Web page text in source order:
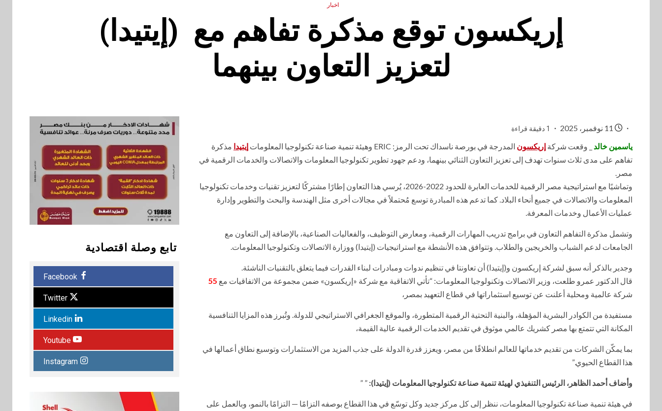
اخبار
إريكسون توقع مذكرة تفاهم مع (إيتيدا)
لتعزيز التعاون بينهما
1 دقيقة قراءة
ياسمين خالد _ وقعت شركة إريكسون المدرجة في بورصة ناسداك تحت الرمز: ERIC وهيئة تنمية صناعة تكنولوجيا المعلومات إيتيدا مذكرة
تفاهم على مدى ثلاث سنوات تهدف إلى تعزيز التعاون الثنائي بينهما، ودعم جهود تطوير تكنولوجيا المعلومات والاتصالات والخدمات الرقمية في
مصر.
وتماشيًا مع استراتيجية مصر الرقمية للخدمات العابرة للحدود 2022-2026، يُرسي هذا التعاون إطارًا مشتركًا لتعزيز تقنيات وخدمات تكنولوجيا
المعلومات والاتصالات في جميع أنحاء البلاد. كما تدعم هذه المبادرة توسع مُحتملاً في مجالات أخرى مثل الهندسة والبحث والتطوير وإدارة
عمليات الأعمال وخدمات المعرفة.
وتشمل مذكرة التفاهم التعاون في برامج تدريب المهارات الرقمية، ومعارض التوظيف، والفعاليات الصناعية، بالإضافة إلى التعاون مع
الجامعات لدعم الشباب والخريجين والطلاب. وتتوافق هذه الأنشطة مع استراتيجيات (إيتيدا) ووزارة الاتصالات وتكنولوجيا المعلومات.
وجدير بالذكر أنه سبق لشركة إريكسون و(إيتيدا) أن تعاونتا في تنظيم ندوات ومبادرات لبناء القدرات فيما يتعلق بالتقنيات الناشئة.
قال الدكتور عمرو طلعت، وزير الاتصالات وتكنولوجيا المعلومات: “تأتي الاتفاقية مع شركة «إريكسون» ضمن مجموعة من الاتفاقيات مع 55
شركة عالمية ومحلية أعلنت عن توسيع استثماراتها في قطاع التعهيد بمصر،
مستفيدة من الكوادر البشرية المؤهلة، والبنية التحتية الرقمية المتطورة، والموقع الجغرافي الاستراتيجي للدولة. وتُبرز هذه المزايا التنافسية
المكانة التي تتمتع بها مصر كشريك عالمي موثوق في تقديم الخدمات الرقمية عالية القيمة،
بما يمكّن الشركات من تقديم خدماتها للعالم انطلاقًا من مصر، ويعزز قدرة الدولة على جذب المزيد من الاستثمارات وتوسيع نطاق أعمالها في
هذا القطاع الحيوي.”
وأضاف أحمد الظاهر، الرئيس التنفيذي لهيئة تنمية صناعة تكنولوجيا المعلومات (إيتيدا): ” ”
في هيئة تنمية صناعة تكنولوجيا المعلومات، ننظر إلى كل مركز جديد وكل توسّع في هذا القطاع بوصفه التزامًا — التزامًا بالنمو، وبالعمل على
تابع وصلة اقتصادية
Facebook
Twitter
Linkedin
Youtube
Instagram